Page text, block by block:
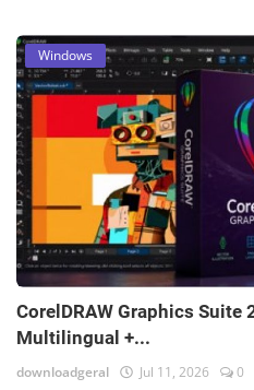
Windows
CorelDRAW Graphics Suite
Multilingual +...
downloadgeral Jul 11, 2026 0